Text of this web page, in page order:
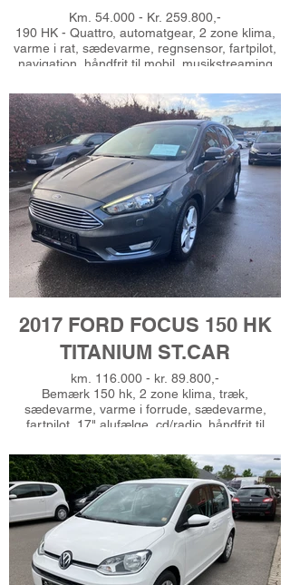
Km. 54.000 - Kr. 259.800,-
190 HK - Quattro, automatgear, 2 zone klima,
varme i rat, sædevarme, regnsensor, fartpilot,
navigation, håndfrit til mobil, musikstreaming
tilslutning, usb-a tilslutning, sd kortlæser,
parkeringssensor (bag), videoovervågning, 4x
el-ruder, læderrat, multifunktionsrat,
sportssæder, højdejust. forsæder,
splitbagsæde, bagagerumsdækken, 18"
alufælge, el-sidespejle m/varme, fjernb.
centrallås, udv. temp. måler, automatisk
start/stop, esp, 6 airbags, antispin, automatisk
lys, isofix, dæktryksmåler, kørecomputer, led
kørelys, Gerne finansiering, Ring for
prøvekørsel - tlf 51625485
2017 FORD FOCUS 150 HK
TITANIUM ST.CAR
km. 116.000 - kr. 89.800,-
Bemærk 150 hk, 2 zone klima, træk,
sædevarme, varme i forrude, sædevarme,
fartpilot, 17" alufælge, cd/radio, håndfrit til
tilslutning, nøglefri adgang, nøglefri tænding, 4x
el-ruder, automatisk start/stop,
bagagerumsdækken, splitbagsæde,
kørecomputer, højdejust. forsæder, læderrat,
multifunktionsrat, el-sidespejle, 6 airbags, esp,
antispin, automatisk lys, isofix, dæktryksmåler,
tågelygter, led kørelys, udv. temp. måler, Ring
for prøvetur - tlf. 51625485